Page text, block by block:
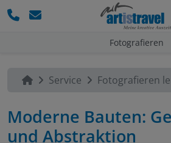
Fotografieren
Service Fotografieren
Moderne Bauten:
und Abstraktion